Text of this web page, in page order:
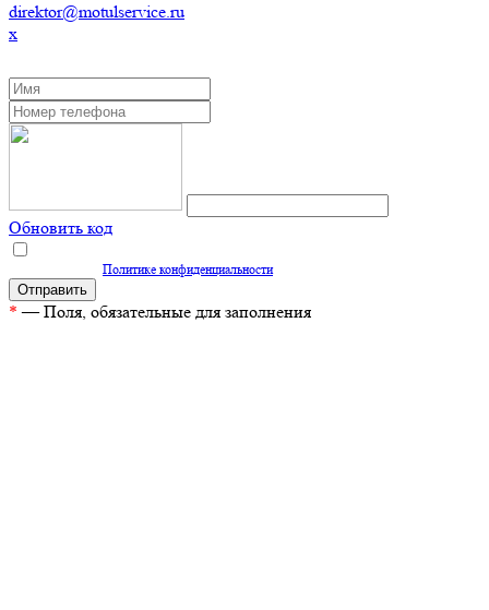
direktor@motulservice.ru
x
Обновить код
Политике конфиденциальности
* — Поля, обязательные для заполнения